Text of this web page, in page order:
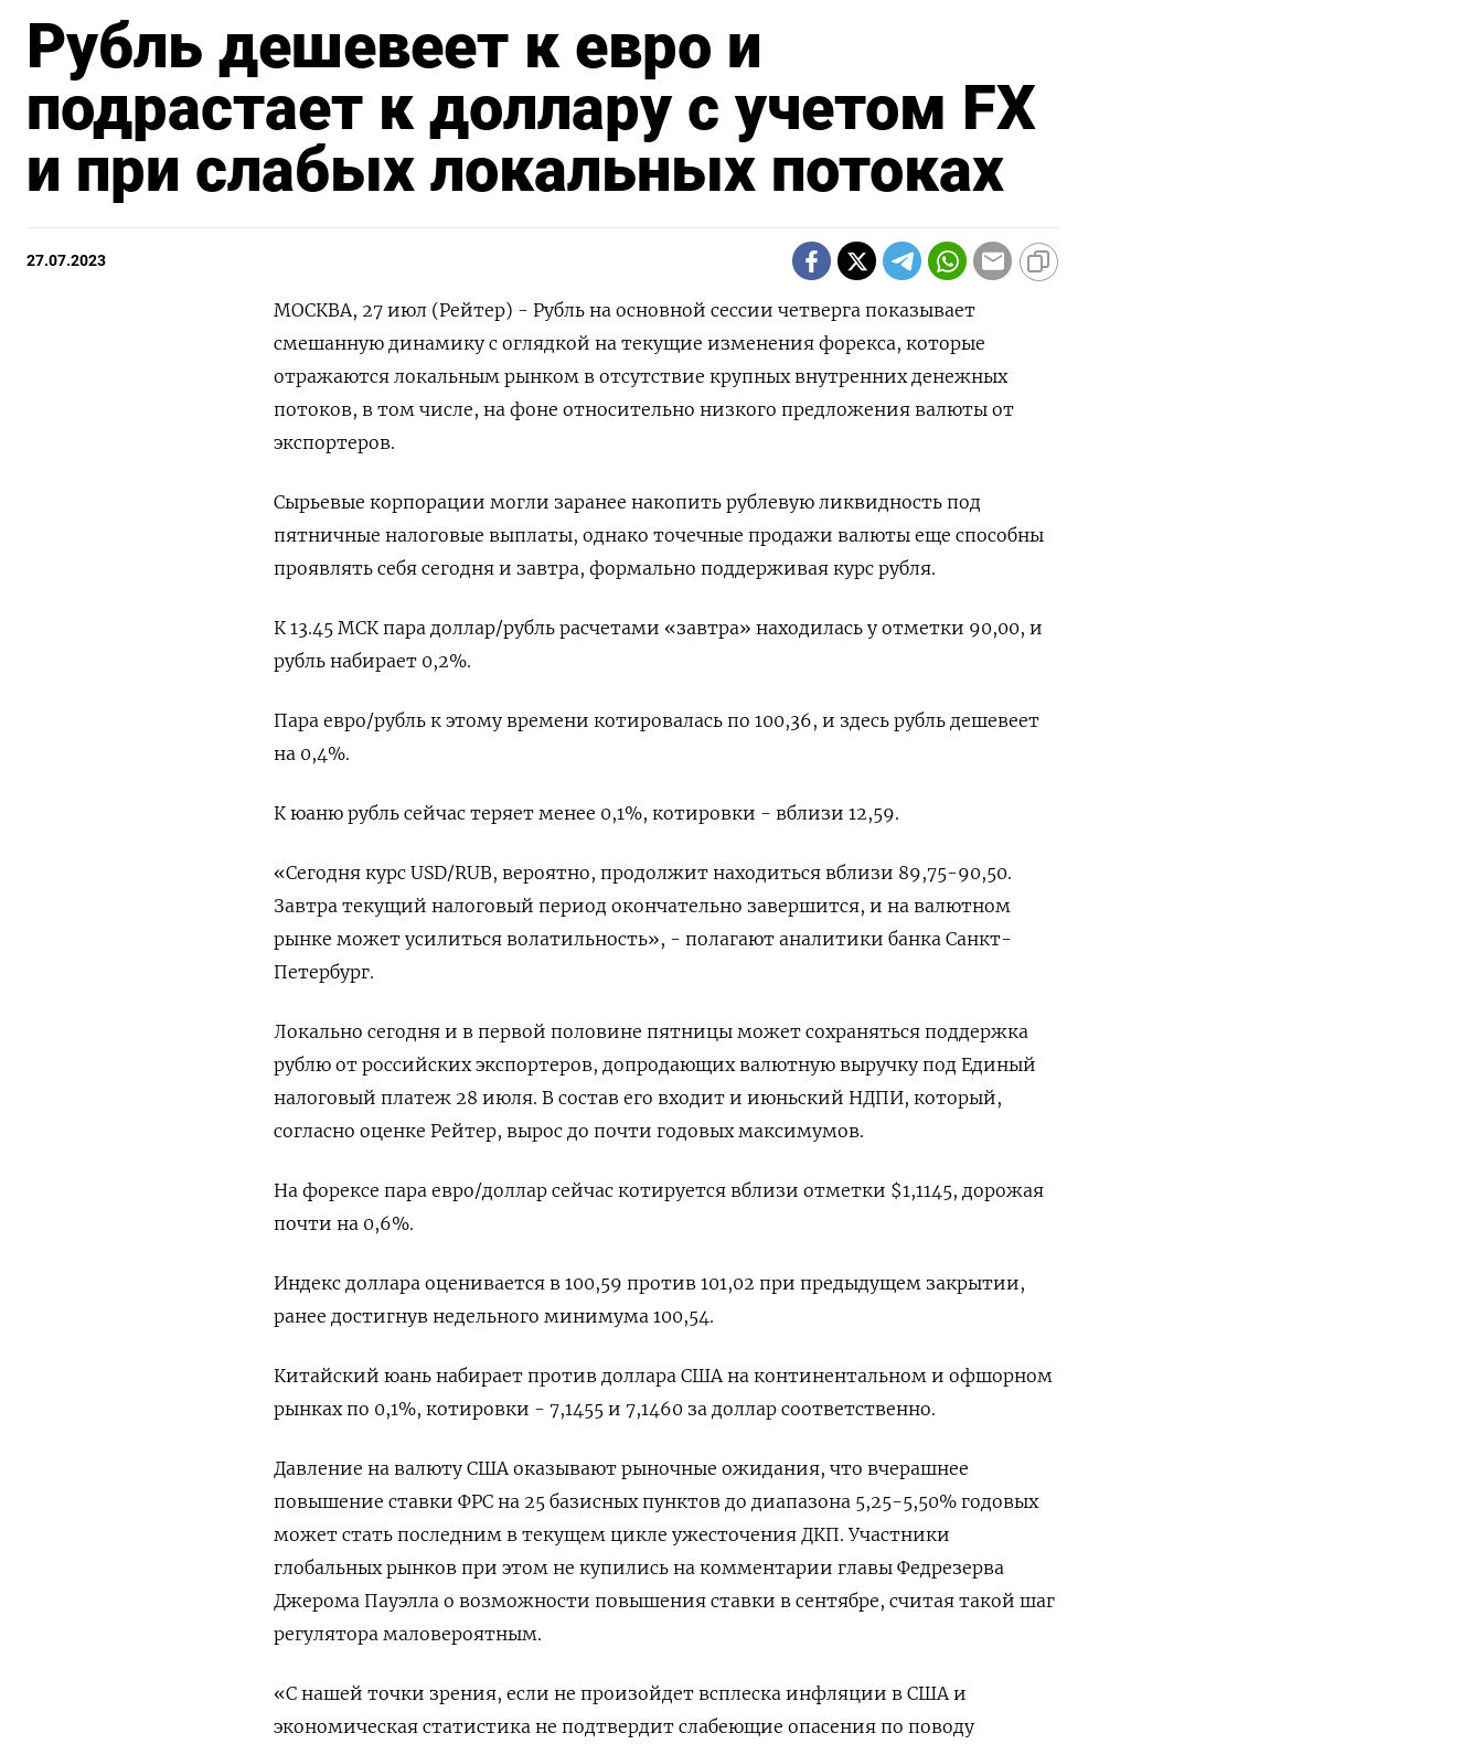
Рубль дешевеет к евро и
подрастает к доллару с учетом FX
и при слабых локальных потоках
27.07.2023
МОСКВА, 27 июл (Рейтер) - Рубль на основной сессии четверга показывает
смешанную динамику с оглядкой на текущие изменения форекса, которые
отражаются локальным рынком в отсутствие крупных внутренних денежных
потоков, в том числе, на фоне относительно низкого предложения валюты от
экспортеров.
Сырьевые корпорации могли заранее накопить рублевую ликвидность под
пятничные налоговые выплаты, однако точечные продажи валюты еще способны
проявлять себя сегодня и завтра, формально поддерживая курс рубля.
К 13.45 МСК пара доллар/рубль расчетами «завтра» находилась у отметки 90,00, и
рубль набирает 0,2%.
Пара евро/рубль к этому времени котировалась по 100,36, и здесь рубль дешевеет
на 0,4%.
К юаню рубль сейчас теряет менее 0,1%, котировки - вблизи 12,59.
«Сегодня курс USD/RUB, вероятно, продолжит находиться вблизи 89,75-90,50.
Завтра текущий налоговый период окончательно завершится, и на валютном
рынке может усилиться волатильность», - полагают аналитики банка Санкт-
Петербург.
Локально сегодня и в первой половине пятницы может сохраняться поддержка
рублю от российских экспортеров, допродающих валютную выручку под Единый
налоговый платеж 28 июля. В состав его входит и июньский НДПИ, который,
согласно оценке Рейтер, вырос до почти годовых максимумов.
На форексе пара евро/доллар сейчас котируется вблизи отметки $1,1145, дорожая
почти на 0,6%.
Индекс доллара оценивается в 100,59 против 101,02 при предыдущем закрытии,
ранее достигнув недельного минимума 100,54.
Китайский юань набирает против доллара США на континентальном и офшорном
рынках по 0,1%, котировки - 7,1455 и 7,1460 за доллар соответственно.
Давление на валюту США оказывают рыночные ожидания, что вчерашнее
повышение ставки ФРС на 25 базисных пунктов до диапазона 5,25-5,50% годовых
может стать последним в текущем цикле ужесточения ДКП. Участники
глобальных рынков при этом не купились на комментарии главы Федрезерва
Джерома Пауэлла о возможности повышения ставки в сентябре, считая такой шаг
регулятора маловероятным.
«С нашей точки зрения, если не произойдет всплеска инфляции в США и
экономическая статистика не подтвердит слабеющие опасения по поводу